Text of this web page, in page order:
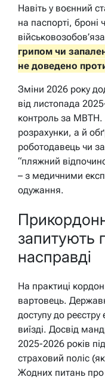
Навіть у воєнний
на паспорті, броні
грипом чи
не доведено
Зміни 2026 року
від листопада
контроль за МВТН.
розрахунки, а й
роботодавець чи
“пляжний
– з медичними
одужання.
запитують
насправді
На практиці
вартовець.
доступу до реєстру
виїзді. Досвід
2025-2026 років
страховий поліс
Жодних питань